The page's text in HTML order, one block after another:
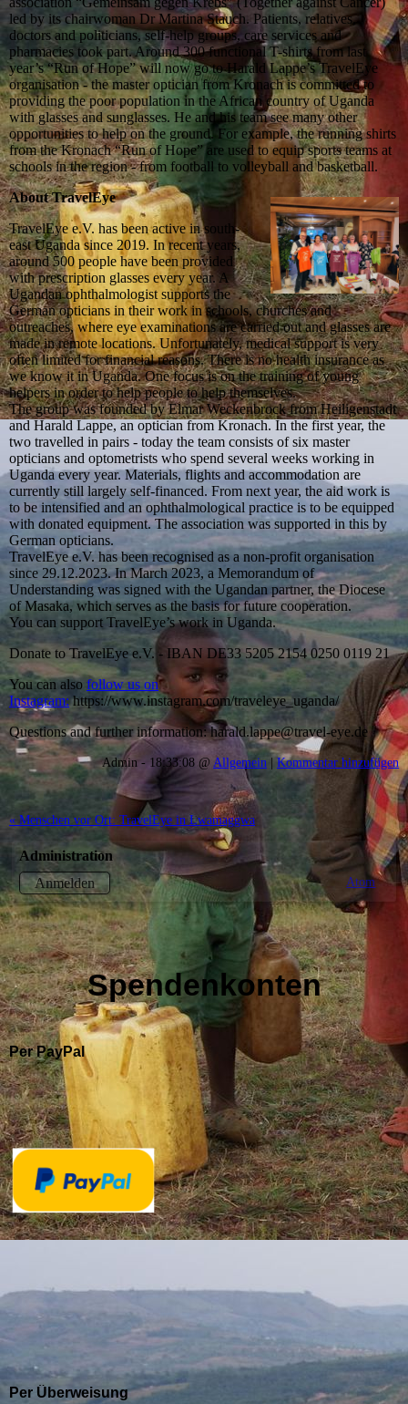
led by its chairwoman Dr Martina Stauch. Patients, relatives,
doctors and politicians, self-help groups, care services and
pharmacies took part. Around 300 functional T-shirts from last
year’s “Run of Hope” will now go to Harald Lappe’s TravelEye
organisation - the master optician from Kronach is committed to
providing the poor population in the African country of Uganda
with glasses and sunglasses. He and his team see many other
opportunities to help on the ground. For example, the running shirts
from the Kronach “Run of Hope” are used to equip sports teams at
schools in the region - from football to volleyball and basketball.
About TravelEye
TravelEye e.V. has been active in south-
east Uganda since 2019. In recent years,
around 500 people have been provided
with prescription glasses every year. A
Ugandan ophthalmologist supports the
German opticians in their work in schools, churches and
outreaches, where eye examinations are carried out and glasses are
made in remote locations. Unfortunately, medical support is very
often limited for financial reasons. There is no health insurance as
we know it in Uganda. One focus is on the training of young
helpers in order to help people to help themselves.
The group was founded by Elmar Weckenbrock from Heiligenstadt
and Harald Lappe, an optician from Kronach. In the first year, the
two travelled in pairs - today the team consists of six master
opticians and optometrists who spend several weeks working in
Uganda every year. Materials, flights and accommodation are
currently still largely self-financed. From next year, the aid work is
to be intensified and an ophthalmological practice is to be equipped
with donated equipment. The association was supported in this by
German opticians.
TravelEye e.V. has been recognised as a non-profit organisation
since 29.12.2023. In March 2023, a Memorandum of
Understanding was signed with the Ugandan partner, the Diocese
of Masaka, which serves as the basis for future cooperation.
You can support TravelEye’s work in Uganda.
Donate to TravelEye e.V. - IBAN DE33 5205 2154 0250 0119 21
You can also follow us on
Instagram:https://www.instagram.com/traveleye_uganda/
Questions and further information: harald.lappe@travel-eye.de
Admin - 18:33:08 @ Allgemein | Kommentar hinzufügen
« Menschen vor Ort: TravelEye in Lwamaggwa
Administration
Anmelden
Atom
Spendenkonten
Per PayPal
Per Überweisung